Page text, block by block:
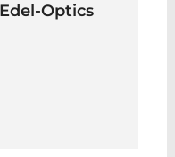
Edel-Optics